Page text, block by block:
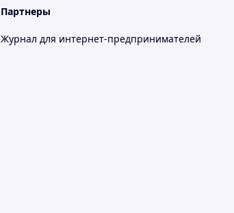
Партнеры
Журнал для интернет-предпринимателей